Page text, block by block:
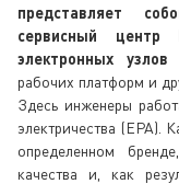
представляет
сервисный
электронных узлов
рабочих платформ и
Здесь инженеры
электричества (EPA).
определенном
качества и, как